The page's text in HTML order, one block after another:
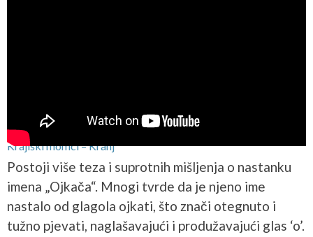
Krajiški momci – Kranj
Postoji više teza i suprotnih mišljenja o nastanku
imena „Ojkača“. Mnogi tvrde da je njeno ime
nastalo od glagola ojkati, što znači otegnuto i
tužno pjevati, naglašavajući i produžavajući glas ‘o’.